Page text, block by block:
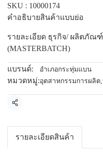
SKU : 10000174
คำอธิบายสินค้าแบบย่อ
รายละเอียด ธุรกิจ/ ผลิตภัณ
(MASTERBATCH)
แบรนด์: อำเภอกระทุ่มแบน
หมวดหมู่:อุตสาหกรรมการผลิต,
แชร์
รายละเอียดสินค้า